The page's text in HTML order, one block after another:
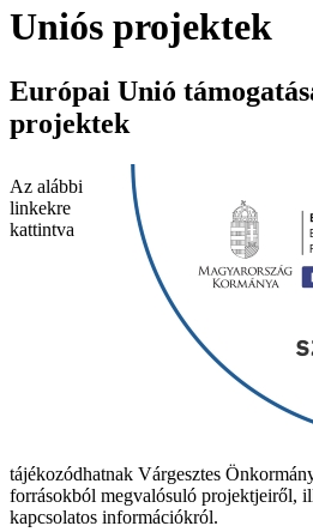
Uniós projektek
Európai Unió
projektek
Az alábbi
linkekre
kattintva
tájékozódhatnak Várgesztes
forrásokból megvalósuló projektjeiről,
kapcsolatos információkról.